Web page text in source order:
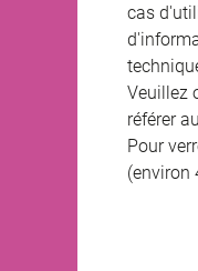
cas
Veuillez
référer
Pour
(environ